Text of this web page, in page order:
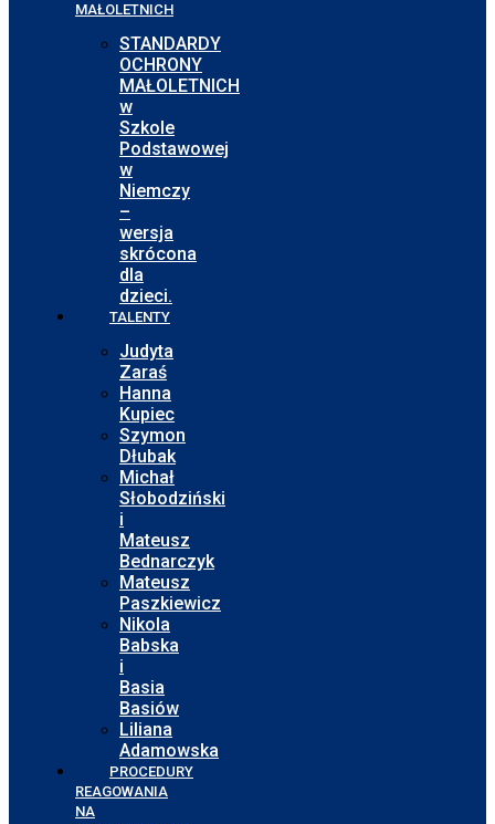
MAŁOLETNICH
STANDARDY
OCHRONY
MAŁOLETNICH
w
Szkole
Podstawowej
w
Niemczy
–
wersja
skrócona
dla
dzieci.
TALENTY
Judyta
Zaraś
Hanna
Kupiec
Szymon
Dłubak
Michał
Słobodziński
i
Mateusz
Bednarczyk
Mateusz
Paszkiewicz
Nikola
Babska
i
Basia
Basiów
Liliana
Adamowska
PROCEDURY
REAGOWANIA
NA